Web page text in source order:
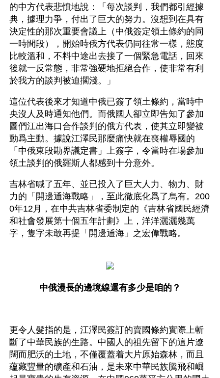
的中方代表悲憤地說：「每次談判，我們都引經據
典，據理力爭，付出了巨大的努力。沒想到在具有
決定性的那次重要會議上（中俄簽定領土條約的同
一時間段），開始時俄方代表仍同往常一樣，態度
比較溫和，不料中途出去接了一個緊急電話，回來
後就一反常態，非常強硬地拒絕合作，使非常有利
於我方的談判被迫擱淺。」
這位代表後來才知道中俄已簽了領土條約，當時中
央沒人及時通知他們。而俄國人卻立即告知了參加
圖們江出海口合作談判的俄方代表，使其立即變被
動爲主動。據說江澤民那麼痛快就在喪權辱國的
「中俄東段勘界議定書」上簽字，令當時在場參加
領土談判的俄羅斯人都感到十分意外。
吉林省喊了五年、並已投入了巨大人力、物力、財
力的「開邊通海戰略」，至此徹底化爲了烏有。200
0年12月，在中共吉林省委制定的《吉林省國民經濟
和社會發展第十個五年計劃》上，洋洋灑灑幾萬
字，隻字未敢再提「開邊通海」之宏偉戰略。
中俄漫長的邊境線還有多少是咱的？
更令人髮指的是，江澤民簽訂的賣國條約實際上斬
斷了中華民族的生路。中國人的祖先留下的這片遼
闊而肥沃的土地，不僅覆蓋着大片原始森林，而且
蘊藏豐量的礦產和石油，是未來中華民族騰飛和崛